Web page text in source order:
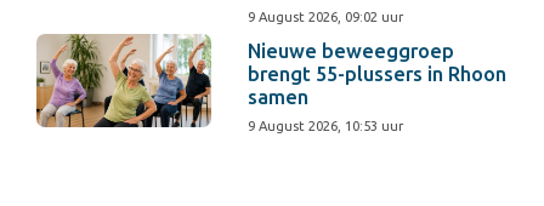
9 August 2026, 09:02 uur
Nieuwe beweeggroep
brengt 55-plussers in Rhoon
samen
9 August 2026, 10:53 uur